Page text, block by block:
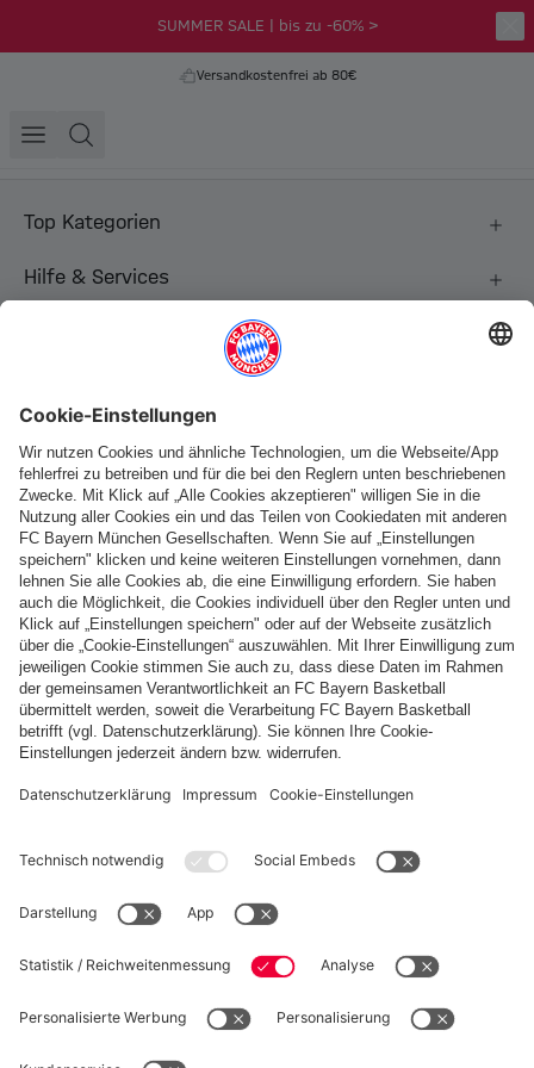
SUMMER SALE | bis zu -60% >
Versandkostenfrei ab 80€
Top Kategorien
Hilfe & Services
Folge uns
Zahlung & Lieferung
FC Bayern Store App
WIDERRUF
Datenschutz
Cookie Details